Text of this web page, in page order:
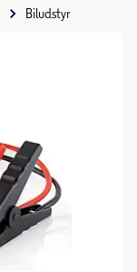
Biludstyr